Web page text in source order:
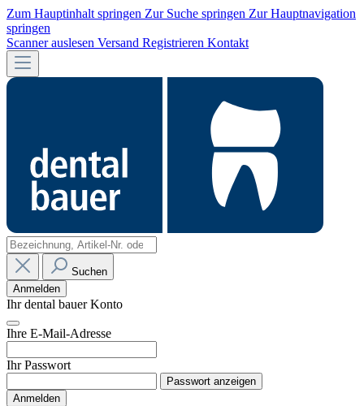
Zum Hauptinhalt springen Zur Suche springen Zur Hauptnavigation
springen
Scanner auslesen Versand Registrieren Kontakt
Suchen
Anmelden
Ihr dental bauer Konto
Ihre E-Mail-Adresse
Ihr Passwort
Passwort anzeigen
Anmelden